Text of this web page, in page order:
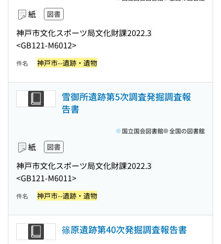
紙 図書
神戸市文化スポーツ局文化財課2022.3
<GB121-M6012>
件名 神戸市--遺跡・遺物
雪御所遺跡第5次調査発掘調査報
告書
紙 図書
神戸市文化スポーツ局文化財課2022.3
<GB121-M6011>
国立国会図書館 全国の図書館
件名 神戸市--遺跡・遺物
篠原遺跡第40次発掘調査報告書